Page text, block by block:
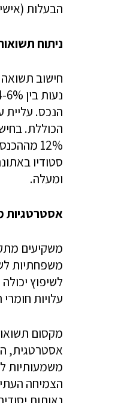
הבעלות
ניתוח
חישוב
12% מההכנסה השנתית), ביטוח ומיסוי.
ומעלה.
אסטרטגיות
משקיעים
משפחתיות
לשיפוץ
עלויות חומרי הבנייה (20-30% בשנה
מקסום
אסטרטגית,
משמעותיות
הצמיחה